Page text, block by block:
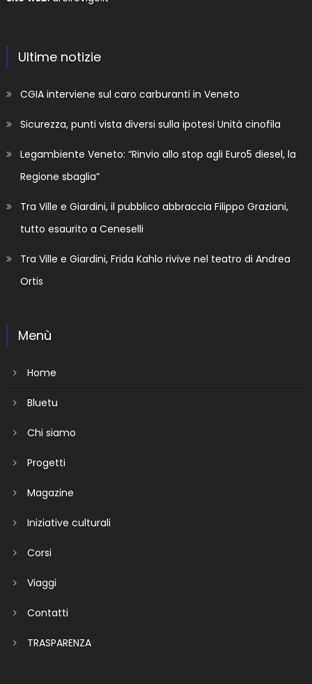
Ultime notizie
CGIA interviene sul caro carburanti in Veneto
Sicurezza, punti vista diversi sulla ipotesi Unità cinofila
Legambiente Veneto: “Rinvio allo stop agli Euro5 diesel, la
Regione sbaglia”
Tra Ville e Giardini, il pubblico abbraccia Filippo Graziani,
tutto esaurito a Ceneselli
Tra Ville e Giardini, Frida Kahlo rivive nel teatro di Andrea
Ortis
Menù
Home
Bluetu
Chi siamo
Progetti
Magazine
Iniziative culturali
Corsi
Viaggi
Contatti
TRASPARENZA